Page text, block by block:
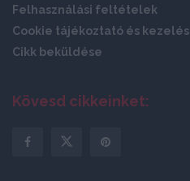
Felhasználási feltételek
Cookie tájékoztató és kezelés
Cikk beküldése
Kövesd cikkeinket: